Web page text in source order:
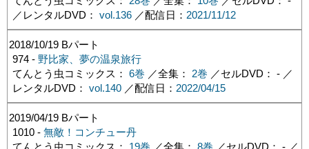
／レンタルDVD： vol.136／配信日： 2021/11/12
2018/10/19 Bパート
974 - 野比家、夢の温泉旅行
てんとう虫コミックス： 6巻 ／全集： 2巻 ／セルDVD： - ／
レンタルDVD： vol.140／配信日： 2022/04/15
2019/04/19 Bパート
1010 - 無敵！コンチュー丹
てんとう虫コミックス： 19巻 ／全集： 8巻 ／セルDVD： - ／